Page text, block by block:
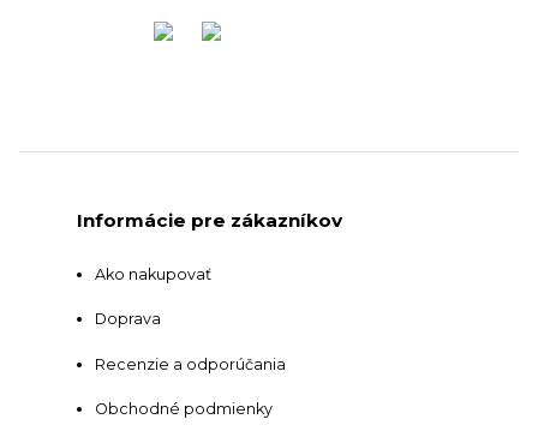
Informácie pre zákazníkov
Ako nakupovať
Doprava
Recenzie a odporúčania
Obchodné podmienky